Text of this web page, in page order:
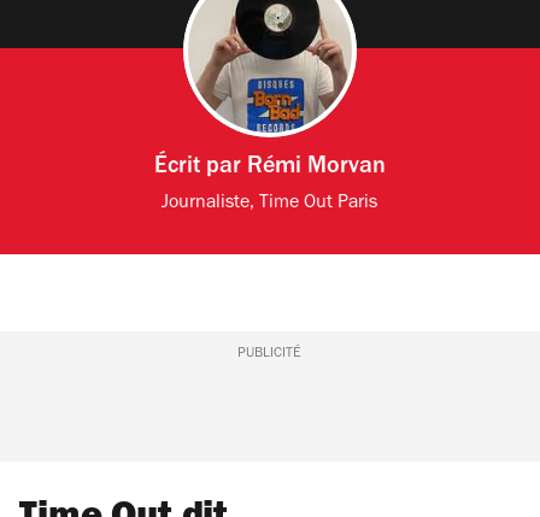
Écrit par Rémi Morvan
Journaliste, Time Out Paris
PUBLICITÉ